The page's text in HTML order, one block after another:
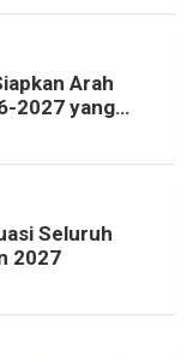
Arah
2027 yang
Seluruh
2027